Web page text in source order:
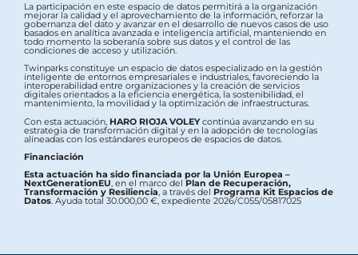
La participación en este espacio de datos permitirá a la organización
mejorar la calidad y el aprovechamiento de la información, reforzar la
gobernanza del dato y avanzar en el desarrollo de nuevos casos de uso
basados en analítica avanzada e inteligencia artificial, manteniendo en
todo momento la soberanía sobre sus datos y el control de las
condiciones de acceso y utilización.
Twinparks constituye un espacio de datos especializado en la gestión
inteligente de entornos empresariales e industriales, favoreciendo la
interoperabilidad entre organizaciones y la creación de servicios
digitales orientados a la eficiencia energética, la sostenibilidad, el
mantenimiento, la movilidad y la optimización de infraestructuras.
Con esta actuación, HARO RIOJA VOLEYcontinúa avanzando en su
estrategia de transformación digital y en la adopción de tecnologías
alineadas con los estándares europeos de espacios de datos.
Financiación
Esta actuación ha sido financiada por la Unión Europea –
NextGenerationEU, en el marco del Plan de Recuperación,
Transformación y Resiliencia, a través del Programa Kit Espacios de
Datos. Ayuda total 30.000,00 €, expediente 2026/C055/05817025